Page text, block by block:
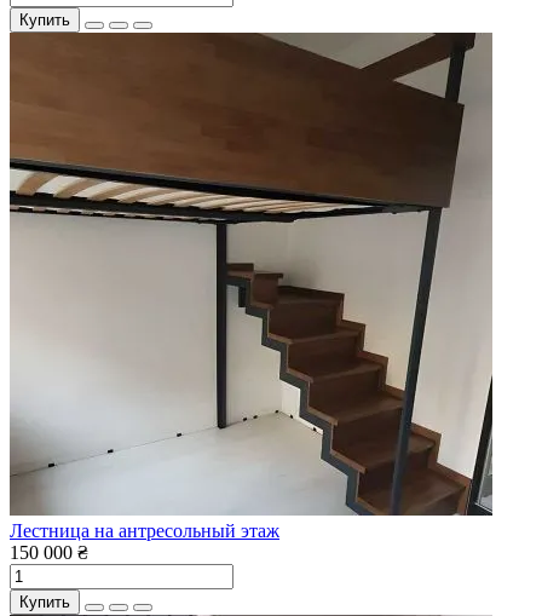
Купить
Лестница на антресольный этаж
150 000 ₴
Купить